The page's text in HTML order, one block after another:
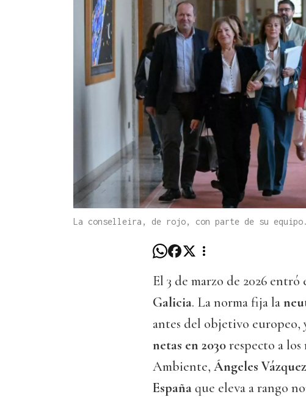
La conselleira, de rojo, con parte de su
El 3 de marzo de 2026
Galicia. La norma fija la
antes del objetivo europeo,
netas en 2030respecto a
Ambiente, Ángeles Vázquez
Españaque eleva a rango